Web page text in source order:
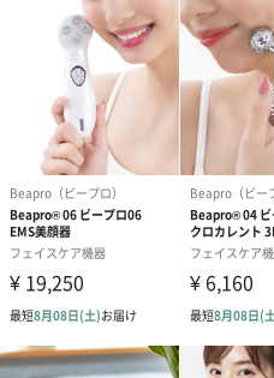
アタッチメントは片手で軽く引
装着する時も軽く押し込むだけ
汚れたらアタッチメント部分は
セット内容
本体×1
本体充電用TypeーCケーブル×1